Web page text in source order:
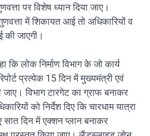
पर विशेष ध्यान दिया जाए।
में शिकायत आई तो अधिकारियों व
की जाएगी।
कि लोक निर्माण विभाग के जो कार्य
प्रत्येक 15 दिन में मुख्यमंत्री एवं
विभाग टारगेट का ग्राफ बनाकर
को निर्देश दिए कि चारधाम यात्रा
सात दिन में एक्शन प्लान बनाकर